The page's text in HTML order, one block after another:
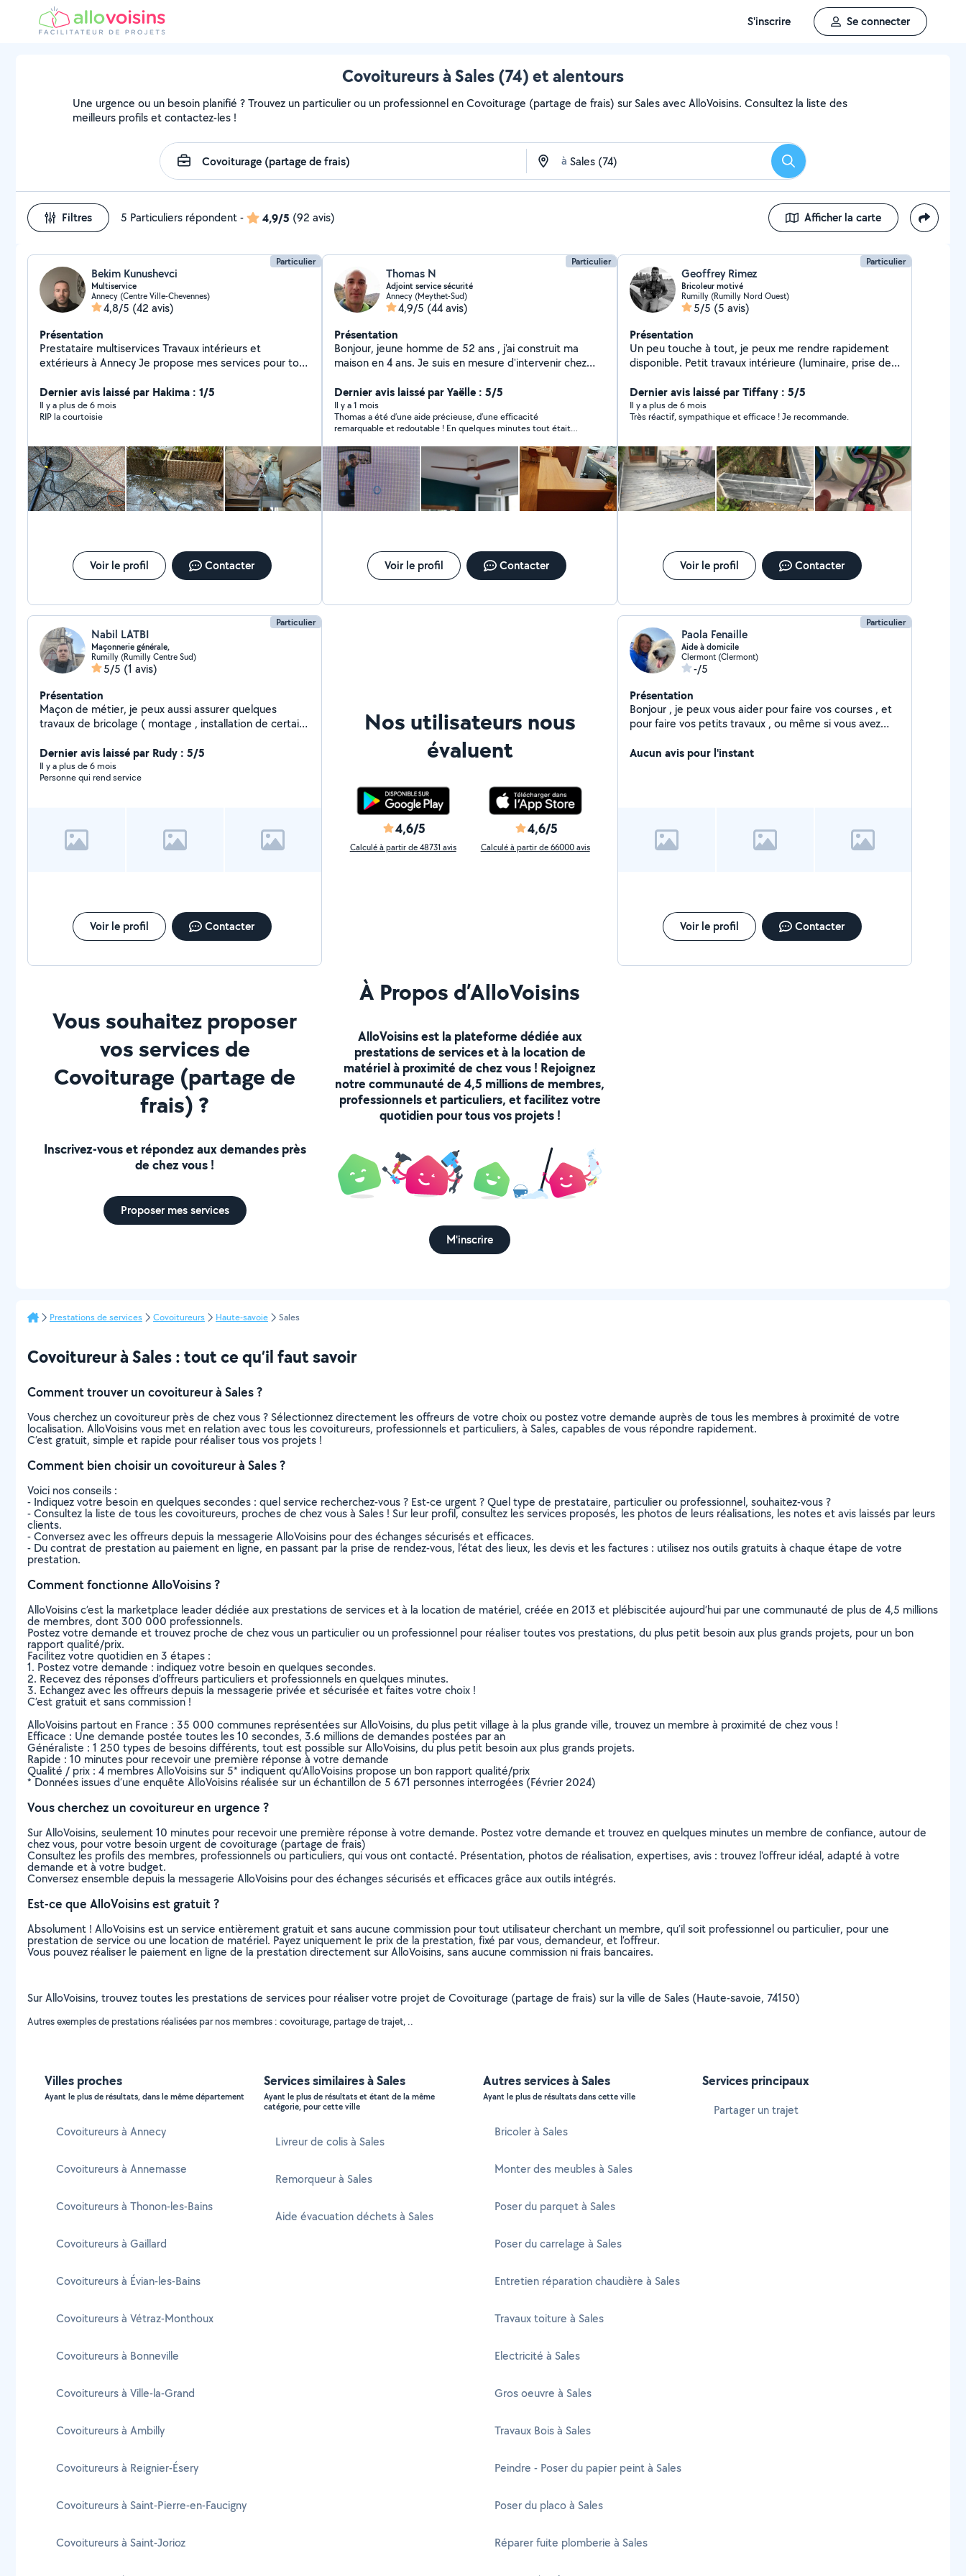
S'inscrire Se connecter
Covoitureurs à Sales (74) et alentours
Une urgence ou un besoin planifié ? Trouvez un particulier ou un professionnel en Covoiturage (partage de frais) sur Sales avec AlloVoisins. Consultez la liste des
meilleurs profils et contactez-les !
à Rechercher
Filtres 5 Particuliers répondent- 4,9/5 (92 avis) Afficher la carte
Particulier
Bekim Kunushevci
Multiservice
Annecy (Centre Ville-Chevennes)
4,8/5 (42 avis)
Présentation
Prestataire multiservices Travaux intérieurs et
extérieurs à Annecy Je propose mes services pour tous
peinture intérieure et extérieure pose de carrelage et
faïence pose de parquet montage de meubles pose
d'étagères, luminaires, tringles etc travaux de
terrasse, clôture, portail nettoyage et remise en état
Travail sérieux, soigné et rapide. Intervention sur
Annecy et ses alentours.
Dernier avis laissé par Hakima : 1/5
Il y a plus de 6 mois
RIP la courtoisie
Voir le profil Contacter
Particulier
Thomas N
Adjoint service sécurité
Annecy (Meythet-Sud)
4,9/5 (44 avis)
Présentation
Bonjour, jeune homme de 52 ans , j'ai construit ma
maison en 4 ans. Je suis en mesure d'intervenir chez
Montage interphone RING Je peux monter vos roues
sur votre véhicule. Transporter deux roues, tondeuse
ect.. Un problème ? posez moi votre question ! Soit je
vous propose une solution ! Soit cela dépasse mes
compétences et je vous dis clairement que je ne sais
pas faire.
Dernier avis laissé par Yaëlle : 5/5
Il y a 1 mois
Thomas a été d’une aide précieuse, d’une efficacité
remarquable et redoutable ! En quelques minutes tout était
Infiniment merci.
Voir le profil Contacter
Particulier
Geoffrey Rimez
Bricoleur motivé
Rumilly (Rumilly Nord Ouest)
5/5 (5 avis)
Présentation
Un peu touche à tout, je peux me rendre rapidement
disponible. Petit travaux intérieure (luminaire, prise de
cuisine, plomberie, ect ) Travaux extérieurs ( clôture,
terrasse, petite maçonnerie, jardin, taille haie, ect)
Déménagement Réparation véhicule ( un peu touche à
freins, rotule, amortisseurs, changement autoradio,
installation de radar de stationnement av et ar, caméra
de recul, air bag ect ) Liste non exhaustive de
nombreuse cordes à mon arc, n'hésitez pas à me
contacter
Dernier avis laissé par Tiffany : 5/5
Il y a plus de 6 mois
Très réactif, sympathique et efficace ! Je recommande.
Voir le profil Contacter
Particulier
Nabil LATBI
Maçonnerie générale,
Rumilly (Rumilly Centre Sud)
5/5 (1 avis)
Présentation
Maçon de métier, je peux aussi assurer quelques
travaux de bricolage ( montage , installation de certains
Dernier avis laissé par Rudy : 5/5
Il y a plus de 6 mois
Personne qui rend service
Voir le profil Contacter
Nos utilisateurs nous
évaluent
4,6/5
Calculé à partir de 48731 avis
4,6/5
Calculé à partir de 66000 avis
Particulier
Paola Fenaille
Aide à domicile
Clermont (Clermont)
-/5
Présentation
Bonjour , je peux vous aider pour faire vos courses , et
pour faire vos petits travaux , ou même si vous avez
Aucun avis pour l'instant
Voir le profil Contacter
Vous souhaitez proposer
vos services de
Covoiturage (partage de
frais) ?
Inscrivez-vous et répondez aux demandes près
de chez vous !
Proposer mes services
À Propos d’AlloVoisins
AlloVoisins est la plateforme dédiée aux
prestations de services et à la location de
matériel à proximité de chez vous ! Rejoignez
notre communauté de 4,5 millions de membres,
professionnels et particuliers, et facilitez votre
quotidien pour tous vos projets !
M'inscrire
Prestations de services Covoitureurs Haute-savoie Sales
Covoitureur à Sales : tout ce qu’il faut savoir
Comment trouver un covoitureur à Sales ?
Vous cherchez un covoitureur près de chez vous ? Sélectionnez directement les offreurs de votre choix ou postez votre demande auprès de tous les membres à proximité de votre
localisation. AlloVoisins vous met en relation avec tous les covoitureurs, professionnels et particuliers, à Sales, capables de vous répondre rapidement.
C’est gratuit, simple et rapide pour réaliser tous vos projets !
Comment bien choisir un covoitureur à Sales ?
Voici nos conseils :
- Indiquez votre besoin en quelques secondes : quel service recherchez-vous ? Est-ce urgent ? Quel type de prestataire, particulier ou professionnel, souhaitez-vous ?
- Consultez la liste de tous les covoitureurs, proches de chez vous à Sales ! Sur leur profil, consultez les services proposés, les photos de leurs réalisations, les notes et avis laissés par leurs
clients.
- Conversez avec les offreurs depuis la messagerie AlloVoisins pour des échanges sécurisés et efficaces.
- Du contrat de prestation au paiement en ligne, en passant par la prise de rendez-vous, l’état des lieux, les devis et les factures : utilisez nos outils gratuits à chaque étape de votre
prestation.
Comment fonctionne AlloVoisins ?
AlloVoisins c’est la marketplace leader dédiée aux prestations de services et à la location de matériel, créée en 2013 et plébiscitée aujourd’hui par une communauté de plus de 4,5 millions
de membres, dont 300 000 professionnels.
Postez votre demande et trouvez proche de chez vous un particulier ou un professionnel pour réaliser toutes vos prestations, du plus petit besoin aux plus grands projets, pour un bon
rapport qualité/prix.
Facilitez votre quotidien en 3 étapes :
1. Postez votre demande : indiquez votre besoin en quelques secondes.
2. Recevez des réponses d’offreurs particuliers et professionnels en quelques minutes.
3. Echangez avec les offreurs depuis la messagerie privée et sécurisée et faites votre choix !
C’est gratuit et sans commission !
AlloVoisins partout en France : 35 000 communes représentées sur AlloVoisins, du plus petit village à la plus grande ville, trouvez un membre à proximité de chez vous !
Efficace : Une demande postée toutes les 10 secondes, 3.6 millions de demandes postées par an
Généraliste : 1 250 types de besoins différents, tout est possible sur AlloVoisins, du plus petit besoin aux plus grands projets.
Rapide : 10 minutes pour recevoir une première réponse à votre demande
Qualité / prix : 4 membres AlloVoisins sur 5* indiquent qu’AlloVoisins propose un bon rapport qualité/prix
* Données issues d’une enquête AlloVoisins réalisée sur un échantillon de 5 671 personnes interrogées (Février 2024)
Vous cherchez un covoitureur en urgence ?
Sur AlloVoisins, seulement 10 minutes pour recevoir une première réponse à votre demande. Postez votre demande et trouvez en quelques minutes un membre de confiance, autour de
chez vous, pour votre besoin urgent de covoiturage (partage de frais)
Consultez les profils des membres, professionnels ou particuliers, qui vous ont contacté. Présentation, photos de réalisation, expertises, avis : trouvez l'offreur idéal, adapté à votre
demande et à votre budget.
Conversez ensemble depuis la messagerie AlloVoisins pour des échanges sécurisés et efficaces grâce aux outils intégrés.
Est-ce que AlloVoisins est gratuit ?
Absolument ! AlloVoisins est un service entièrement gratuit et sans aucune commission pour tout utilisateur cherchant un membre, qu’il soit professionnel ou particulier, pour une
prestation de service ou une location de matériel. Payez uniquement le prix de la prestation, fixé par vous, demandeur, et l’offreur.
Vous pouvez réaliser le paiement en ligne de la prestation directement sur AlloVoisins, sans aucune commission ni frais bancaires.
Sur AlloVoisins, trouvez toutes les prestations de services pour réaliser votre projet de Covoiturage (partage de frais) sur la ville de Sales (Haute-savoie, 74150)
Autres exemples de prestations réalisées par nos membres : covoiturage, partage de trajet, ..
Villes proches
Ayant le plus de résultats, dans le même département
Covoitureurs à Annecy
Covoitureurs à Annemasse
Covoitureurs à Thonon-les-Bains
Covoitureurs à Gaillard
Covoitureurs à Évian-les-Bains
Covoitureurs à Vétraz-Monthoux
Covoitureurs à Bonneville
Covoitureurs à Ville-la-Grand
Covoitureurs à Ambilly
Covoitureurs à Reignier-Ésery
Covoitureurs à Saint-Pierre-en-Faucigny
Covoitureurs à Saint-Jorioz
Services similaires à Sales
Ayant le plus de résultats et étant de la même
catégorie, pour cette ville
Livreur de colis à Sales
Remorqueur à Sales
Aide évacuation déchets à Sales
Autres services à Sales
Ayant le plus de résultats dans cette ville
Bricoler à Sales
Monter des meubles à Sales
Poser du parquet à Sales
Poser du carrelage à Sales
Entretien réparation chaudière à Sales
Travaux toiture à Sales
Electricité à Sales
Gros oeuvre à Sales
Travaux Bois à Sales
Peindre - Poser du papier peint à Sales
Poser du placo à Sales
Réparer fuite plomberie à Sales
Services principaux
Partager un trajet